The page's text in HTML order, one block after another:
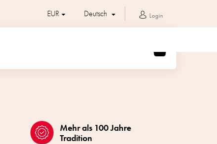
EUR Deutsch Login
WARENKORB
Mehr als 100 Jahre
Tradition